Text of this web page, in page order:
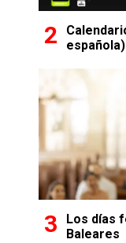
española)
Los días
Baleares